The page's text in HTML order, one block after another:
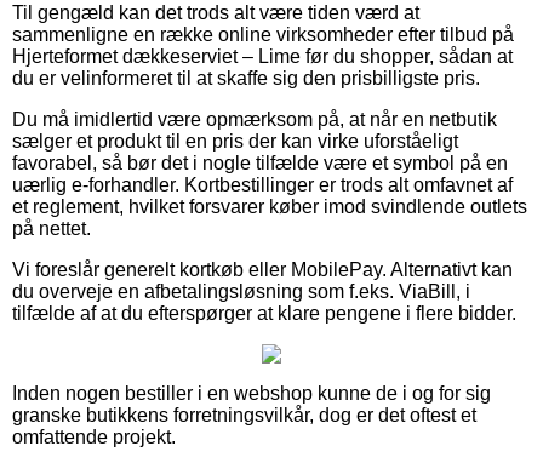
Til gengæld kan det trods alt være tiden værd at
sammenligne en række online virksomheder efter tilbud på
Hjerteformet dækkeserviet – Lime før du shopper, sådan at
du er velinformeret til at skaffe sig den prisbilligste pris.
Du må imidlertid være opmærksom på, at når en netbutik
sælger et produkt til en pris der kan virke uforståeligt
favorabel, så bør det i nogle tilfælde være et symbol på en
uærlig e-forhandler. Kortbestillinger er trods alt omfavnet af
et reglement, hvilket forsvarer køber imod svindlende outlets
på nettet.
Vi foreslår generelt kortkøb eller MobilePay. Alternativt kan
du overveje en afbetalingsløsning som f.eks. ViaBill, i
tilfælde af at du efterspørger at klare pengene i flere bidder.
Inden nogen bestiller i en webshop kunne de i og for sig
granske butikkens forretningsvilkår, dog er det oftest et
omfattende projekt.